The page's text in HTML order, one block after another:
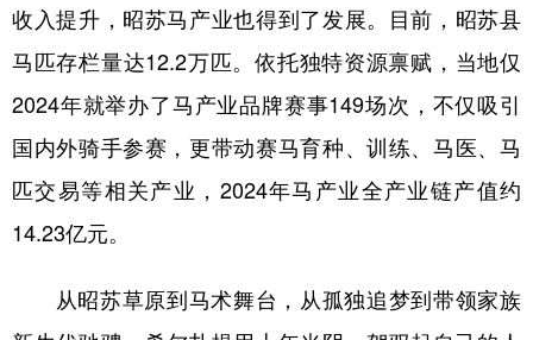
收入提升，昭苏马产业也得到了发展。目前，昭苏县
马匹存栏量达12.2万匹。依托独特资源禀赋，当地仅
2024年就举办了马产业品牌赛事149场次，不仅吸引
国内外骑手参赛，更带动赛马育种、训练、马医、马
匹交易等相关产业，2024年马产业全产业链产值约
14.23亿元。
从昭苏草原到马术舞台，从孤独追梦到带领家族